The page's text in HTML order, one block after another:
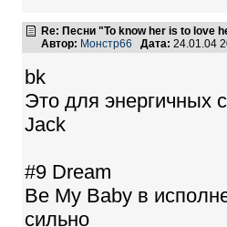
Re: Песни "To know her is to love
Автор: Монстр66 Дата: 24.01.04
bk
Это для энергичных
Jack
#9 Dream
Be My Baby в
сильно